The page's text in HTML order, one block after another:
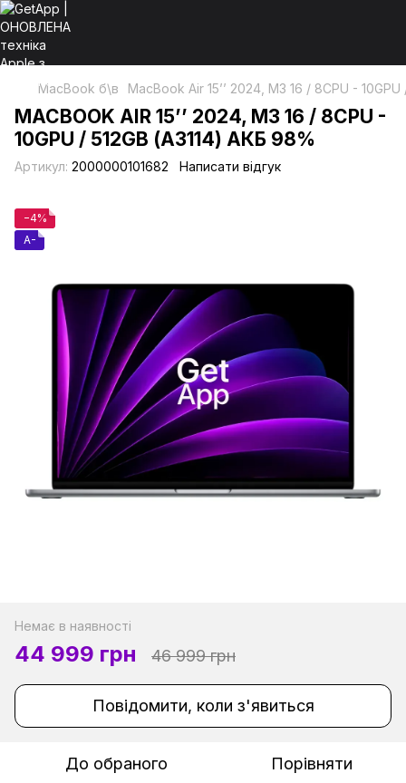
MacBook б\в MacBook Air 15’’ 2024, М3 16 / 8CPU -
MACBOOK AIR 15’’ 2024, М3 16 / 8CPU -
10GPU / 512GB (А3114) АКБ 98%
Артикул: 2000000101682 Написати відгук
−4%
A-
Немає в наявності
44 999 грн 46 999 грн
Повідомити, коли з'явиться
До обраного Порівняти